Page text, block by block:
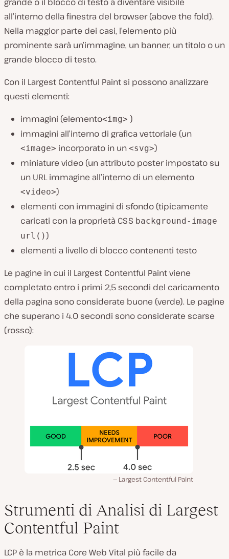
all’interno della finestra del browser (above the fold).
Nella maggior parte dei casi, l’elemento più
prominente sarà un’immagine, un banner, un titolo o un
grande blocco di testo.
Con il Largest Contentful Paint si possono analizzare
questi elementi:
immagini (elemento<img> )
immagini all’interno di grafica vettoriale (un
<image> incorporato in un <svg>)
miniature video (un attributo poster impostato su
un URL immagine all’interno di un elemento
<video>)
elementi con immagini di sfondo (tipicamente
caricati con la proprietà CSS background-image
url())
elementi a livello di blocco contenenti testo
Le pagine in cui il Largest Contentful Paint viene
completato entro i primi 2,5 secondi del caricamento
della pagina sono considerate buone (verde). Le pagine
che superano i 4.0 secondi sono considerate scarse
(rosso):
Largest Contentful Paint
Strumenti di Analisi di Largest
Contentful Paint
LCP è la metrica Core Web Vital più facile da